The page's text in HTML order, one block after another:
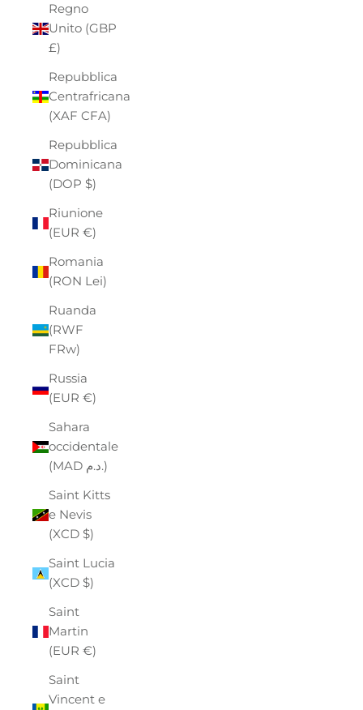
Regno
Unito (GBP
£)
Repubblica
Centrafricana
(XAF CFA)
Repubblica
Dominicana
(DOP $)
Riunione
(EUR €)
Romania
(RON Lei)
Ruanda
(RWF
FRw)
Russia
(EUR €)
Sahara
occidentale
(MAD د.م.)
Saint Kitts
e Nevis
(XCD $)
Saint Lucia
(XCD $)
Saint
Martin
(EUR €)
Saint
Vincent e